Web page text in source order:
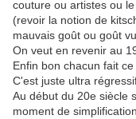
couture ou artistes ou
(revoir la notion de
mauvais goût ou goût
On veut en revenir au
Enfin bon chacun fait ce
C'est juste ultra
Au début du 20e siècle
moment de